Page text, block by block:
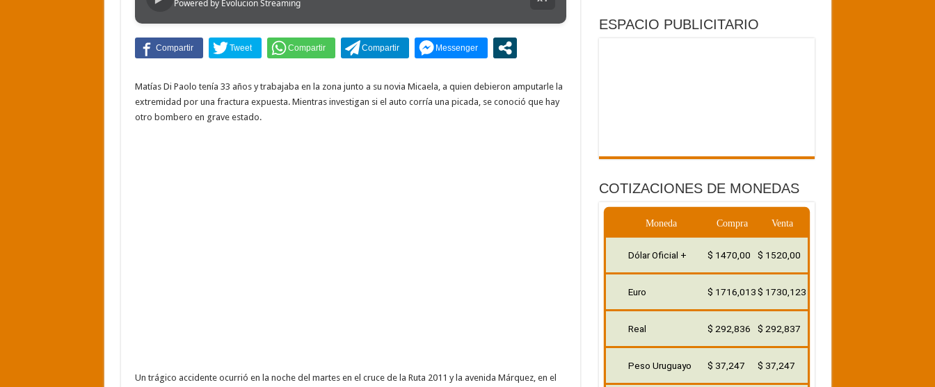
Nuevo asesinato motochorro de un policía de la Ciudad en el Conurbano: «Asesinos de m…, los vamos a agarrar»
Powered by Evolucion Streaming
Matías Di Paolo tenía 33 años y trabajaba en la zona junto a su novia Micaela, a quien debieron amputarle la
extremidad por una fractura expuesta. Mientras investigan si el auto corría una picada, se conoció que hay
otro bombero en grave estado.
Un trágico accidente ocurrió en la noche del martes en el cruce de la Ruta 2011 y la avenida Márquez, en el
ESPACIO PUBLICITARIO
COTIZACIONES DE MONEDAS
Moneda Compra Venta
Dólar Oficial + $ 1470,00 $ 1520,00
Euro $ 1716,013$ 1730,123
Real $ 292,836 $ 292,837
Peso Uruguayo $ 37,247 $ 37,247